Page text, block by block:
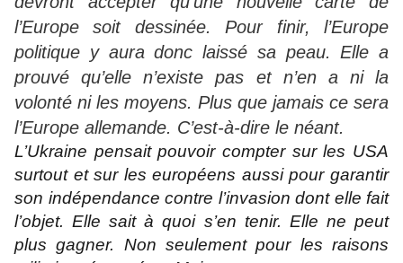
l’Europe soit dessinée. Pour finir, l’Europe
politique y aura donc laissé sa peau. Elle a
prouvé qu’elle n’existe pas et n’en a ni la
volonté ni les moyens. Plus que jamais ce sera
l’Europe allemande. C’est-à-dire le néant.
L’Ukraine pensait pouvoir compter sur les USA
surtout et sur les européens aussi pour garantir
son indépendance contre l’invasion dont elle fait
l’objet. Elle sait à quoi s’en tenir. Elle ne peut
plus gagner. Non seulement pour les raisons